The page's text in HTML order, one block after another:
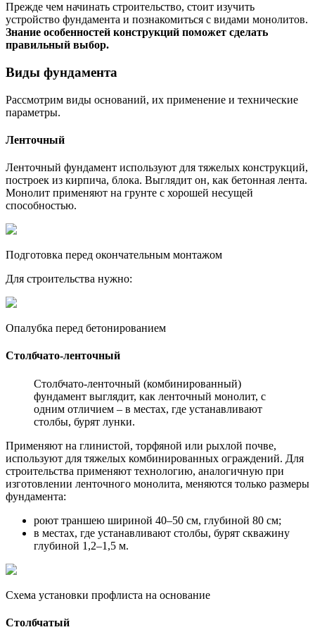
Прежде чем начинать строительство, стоит изучить
устройство фундамента и познакомиться с видами монолитов.
Знание особенностей конструкций поможет сделать
правильный выбор.
Виды фундамента
Рассмотрим виды оснований, их применение и технические
параметры.
Ленточный
Ленточный фундамент используют для тяжелых конструкций,
построек из кирпича, блока. Выглядит он, как бетонная лента.
Монолит применяют на грунте с хорошей несущей
способностью.
Подготовка перед окончательным монтажом
Для строительства нужно:
Опалубка перед бетонированием
Столбчато-ленточный
Столбчато-ленточный (комбинированный)
фундамент выглядит, как ленточный монолит, с
одним отличием – в местах, где устанавливают
столбы, бурят лунки.
Применяют на глинистой, торфяной или рыхлой почве,
используют для тяжелых комбинированных ограждений. Для
строительства применяют технологию, аналогичную при
изготовлении ленточного монолита, меняются только размеры
фундамента:
роют траншею шириной 40–50 см, глубиной 80 см;
в местах, где устанавливают столбы, бурят скважину
глубиной 1,2–1,5 м.
Схема установки профлиста на основание
Столбчатый